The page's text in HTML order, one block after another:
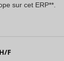
sur cet ERP**.
F